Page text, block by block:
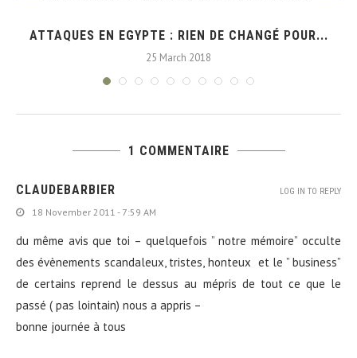
ATTAQUES EN EGYPTE : RIEN DE CHANGÉ POUR...
25 March 2018
1 COMMENTAIRE
CLAUDEBARBIER
18 November 2011 - 7:59 AM
du même avis que toi – quelquefois ” notre mémoire” occulte
des évènements scandaleux, tristes, honteux et le ” business”
de certains reprend le dessus au mépris de tout ce que le
passé ( pas lointain) nous a appris –
bonne journée à tous
LOG IN TO REPLY